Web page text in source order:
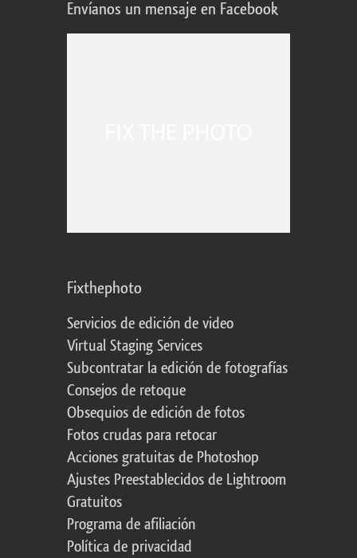
Envíanos un mensaje en Facebook
Fixthephoto
Servicios de edición de video
Virtual Staging Services
Subcontratar la edición de fotografías
Consejos de retoque
Obsequios de edición de fotos
Fotos crudas para retocar
Acciones gratuitas de Photoshop
Ajustes Preestablecidos de Lightroom
Gratuitos
Programa de afiliación
Política de privacidad